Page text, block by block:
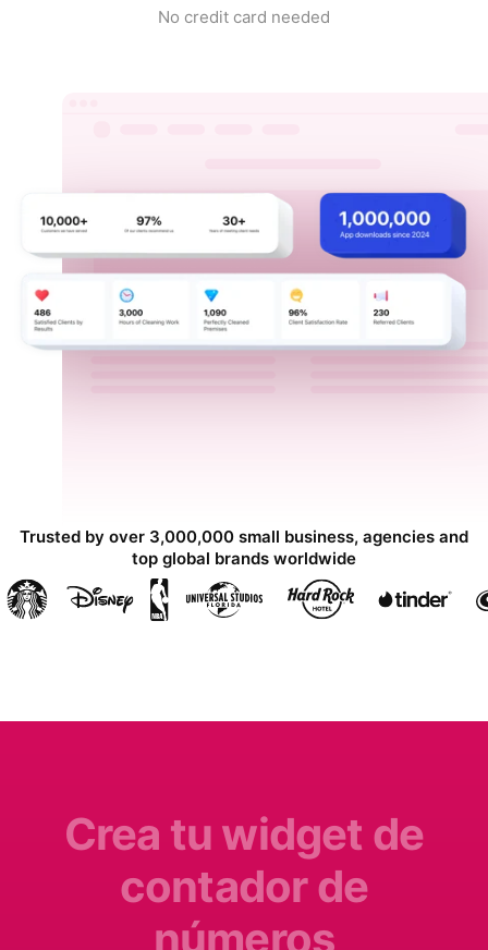
No credit card needed
Trusted by over 3,000,000 small business, agencies and
top global brands worldwide
Crea tu widget de
contador de
números